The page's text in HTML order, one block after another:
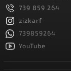
739 859 264
zizkarf
739859264
YouTube